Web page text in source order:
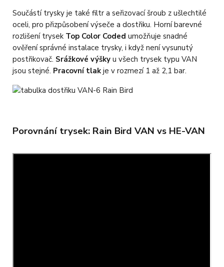
Součástí trysky je také filtr a seřizovací šroub z ušlechtilé
oceli, pro přizpůsobení výseče a dostřiku. Horní barevné
rozlišení trysek Top Color Coded umožňuje snadné
ověření správné instalace trysky, i když není vysunutý
postřikovač. Srážkové výšky u všech trysek typu VAN
jsou stejné. Pracovní tlak je v rozmezí 1 až 2,1 bar.
Porovnání trysek: Rain Bird VAN vs HE-VAN